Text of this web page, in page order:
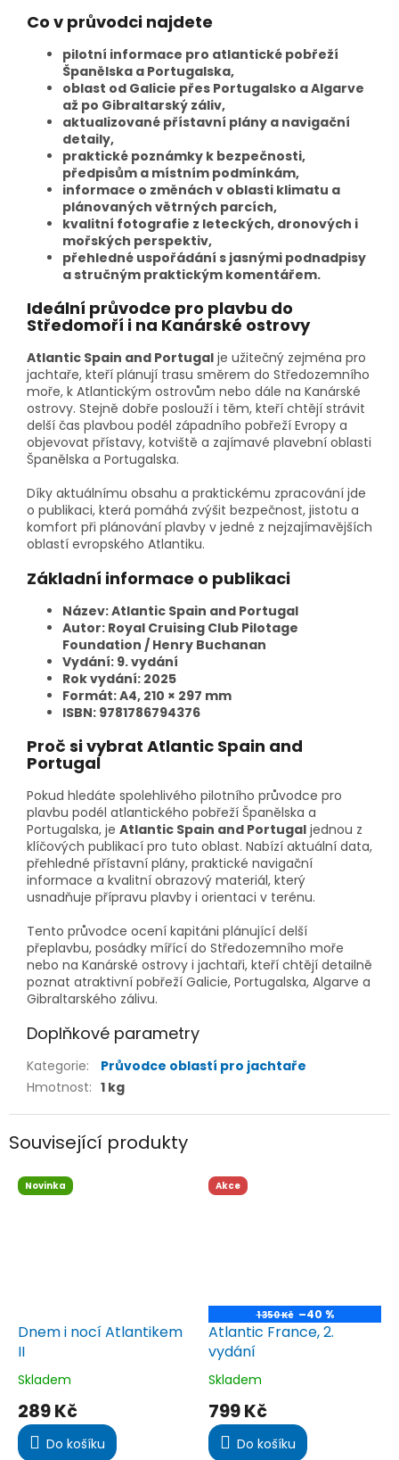
Co v průvodci najdete
pilotní informace pro atlantické pobřeží
Španělska a Portugalska,
oblast od Galicie přes Portugalsko a Algarve
až po Gibraltarský záliv,
aktualizované přístavní plány a navigační
detaily,
praktické poznámky k bezpečnosti,
předpisům a místním podmínkám,
informace o změnách v oblasti klimatu a
plánovaných větrných parcích,
kvalitní fotografie z leteckých, dronových i
mořských perspektiv,
přehledné uspořádání s jasnými podnadpisy
a stručným praktickým komentářem.
Ideální průvodce pro plavbu do
Středomoří i na Kanárské ostrovy
Atlantic Spain and Portugal je užitečný zejména pro
jachtaře, kteří plánují trasu směrem do Středozemního
moře, k Atlantickým ostrovům nebo dále na Kanárské
ostrovy. Stejně dobře poslouží i těm, kteří chtějí strávit
delší čas plavbou podél západního pobřeží Evropy a
objevovat přístavy, kotviště a zajímavé plavební oblasti
Španělska a Portugalska.
Díky aktuálnímu obsahu a praktickému zpracování jde
o publikaci, která pomáhá zvýšit bezpečnost, jistotu a
komfort při plánování plavby v jedné z nejzajímavějších
oblastí evropského Atlantiku.
Základní informace o publikaci
Název: Atlantic Spain and Portugal
Autor: Royal Cruising Club Pilotage
Foundation / Henry Buchanan
Vydání: 9. vydání
Rok vydání: 2025
Formát: A4, 210 × 297 mm
ISBN: 9781786794376
Proč si vybrat Atlantic Spain and
Portugal
Pokud hledáte spolehlivého pilotního průvodce pro
plavbu podél atlantického pobřeží Španělska a
Portugalska, je Atlantic Spain and Portugal jednou z
klíčových publikací pro tuto oblast. Nabízí aktuální data,
přehledné přístavní plány, praktické navigační
informace a kvalitní obrazový materiál, který
usnadňuje přípravu plavby i orientaci v terénu.
Tento průvodce ocení kapitáni plánující delší
přeplavbu, posádky mířící do Středozemního moře
nebo na Kanárské ostrovy i jachtaři, kteří chtějí detailně
poznat atraktivní pobřeží Galicie, Portugalska, Algarve a
Gibraltarského zálivu.
Doplňkové parametry
Kategorie:
Průvodce oblastí pro jachtaře
Hmotnost: 1 kg
Související produkty
Novinka
Dnem i nocí Atlantikem
II
Průměrné
hodnocení
produktu
je
5,0
Skladem
289 Kč
Do košíku
Akce
1 350 Kč –40 %
Atlantic France, 2.
vydání
Průměrné
hodnocení
produktu
je
5,0
Skladem
799 Kč
Do košíku